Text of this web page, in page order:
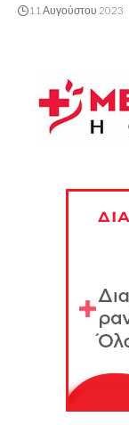
11 Αυγούστου 2023